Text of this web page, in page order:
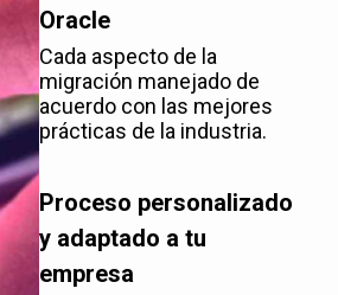
Oracle
Cada aspecto de la
migración manejado de
acuerdo con las mejores
prácticas de la industria.
Proceso personalizado
y adaptado a tu
empresa